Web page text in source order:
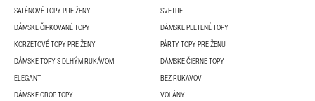
SATÉNOVÉ TOPY PRE ŽENY
SVETRE
DÁMSKE ČIPKOVANÉ TOPY
DÁMSKE PLETENÉ TOPY
KORZETOVÉ TOPY PRE ŽENY
PÁRTY TOPY PRE ŽENU
DÁMSKE TOPY S DLHÝM RUKÁVOM
DÁMSKE ČIERNE TOPY
ELEGANT
BEZ RUKÁVOV
DÁMSKE CROP TOPY
VOLÁNY